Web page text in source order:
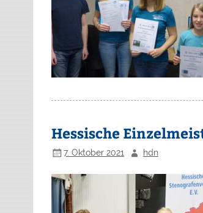
Hessische
7. Oktober 2021 hdn